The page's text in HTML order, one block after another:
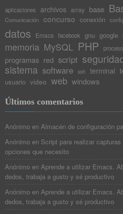
aplicaciones archivos array base
Comunicación concurso conexión
datos Emacs facebook gnu google
memoria MySQL PHP
programas red script
sistema software ssh terminal
usuario video web windows
Últimos comentarios
Anónimo en Almacén de configuración
Anónimo en Script para realizar
opciones que necesito
Anónimo en Aprende a utilizar Emacs.
dedos, trabaja a gusto y sé productivo
Anónimo en Aprende a utilizar Emacs.
dedos, trabaja a gusto y sé productivo